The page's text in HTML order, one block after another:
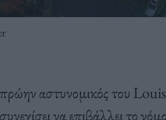
πρώην αστυνομικός του
συνεχίσει να επιβάλλει το